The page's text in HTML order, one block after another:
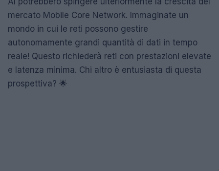
mercato Mobile Core Network. Immaginate un
mondo in cui le reti possono gestire
autonomamente grandi quantità di dati in tempo
reale! Questo richiederà reti con prestazioni elevate
e latenza minima. Chi altro è entusiasta di questa
prospettiva? 🌟